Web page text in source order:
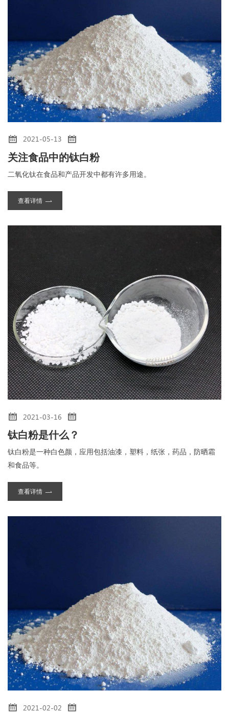
2021-05-13
关注食品中的钛白粉
二氧化钛在食品和产品开发中都有许多用途。
查看详情
2021-03-16
钛白粉是什么？
钛白粉是一种白色颜，应用包括油漆，塑料，纸张，药品，防晒霜
和食品等。
查看详情
2021-02-02